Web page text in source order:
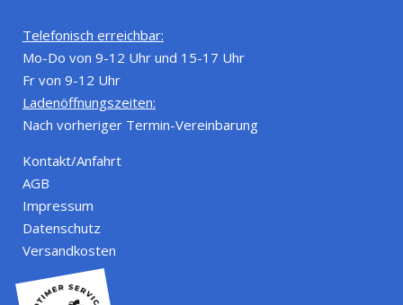
Telefonisch erreichbar:
Mo-Do von 9-12 Uhr und 15-17 Uhr
Fr von 9-12 Uhr
Ladenöffnungszeiten:
Nach vorheriger Termin-Vereinbarung
Kontakt/Anfahrt
AGB
Impressum
Datenschutz
Versandkosten